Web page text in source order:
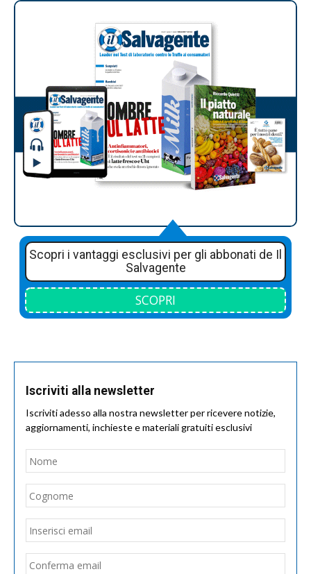
Scopri i vantaggi esclusivi per gli abbonati de Il
Salvagente
SCOPRI
Iscriviti alla newsletter
Iscriviti adesso alla nostra newsletter per ricevere notizie,
aggiornamenti, inchieste e materiali gratuiti esclusivi
Nome
Email